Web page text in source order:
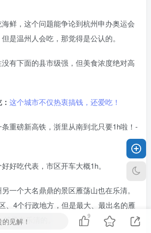
鲜，这个问题能争论到杭州申办奥运会
是温州人会吃，那觉得是公认的。
有下面的县市级强，但美食浓度绝对高
这个城市不仅热衷搞钱，还爱吃！
好吃代表，市区开车大概1h。
一个大名鼎鼎的景区雁荡山也在乐清。
、4个行政地方，但是最大、最出名的雁
是在乐清的。
见解！
9